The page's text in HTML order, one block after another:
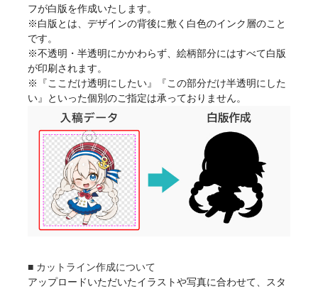
フが白版を作成いたします。
※白版とは、デザインの背後に敷く白色のインク層のこと
です。
※不透明・半透明にかかわらず、絵柄部分にはすべて白版
が印刷されます。
※『ここだけ透明にしたい』『この部分だけ半透明にした
い』といった個別のご指定は承っておりません。
■ カットライン作成について
アップロードいただいたイラストや写真に合わせて、スタ